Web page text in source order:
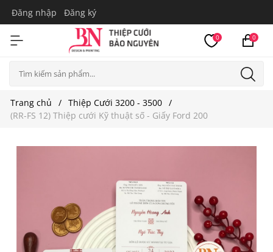
Đăng nhập Đăng ký
0 0
Trang chủ
Thiệp Cưới 3200 - 3500
(RR-FS 12) Thiệp cưới Kỹ thuật số - Giấy Ford 200